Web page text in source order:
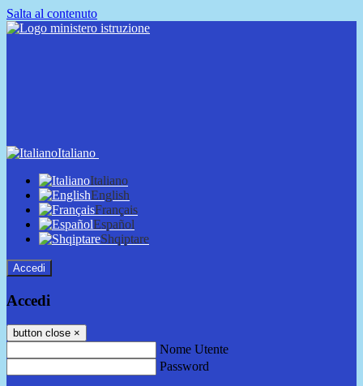
Salta al contenuto
Italiano
Italiano
English
Français
Español
Shqiptare
Accedi
Accedi
button close ×
Nome Utente
Password